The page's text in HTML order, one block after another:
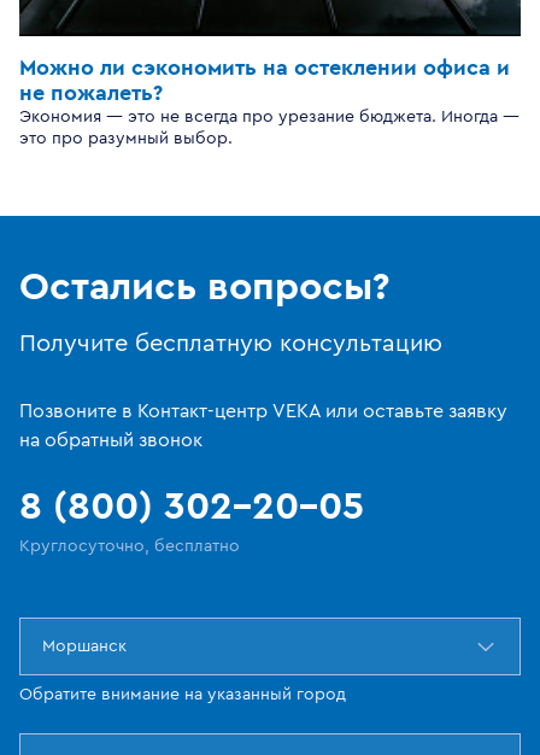
Можно ли сэкономить на остеклении офиса и
не пожалеть?
Экономия — это не всегда про урезание бюджета. Иногда —
это про разумный выбор.
Остались вопросы?
Получите бесплатную консультацию
Позвоните в Контакт-центр VEKA или оставьте заявку
на обратный звонок
8 (800) 302-20-05
Круглосуточно, бесплатно
Моршанск
Обратите внимание на указанный город